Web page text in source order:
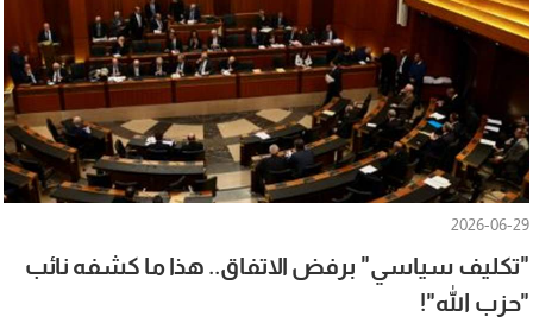
2026-06-29
"تكليف سياسي" برفض الاتفاق.. هذا ما كشفه نائب
"حزب الله"!